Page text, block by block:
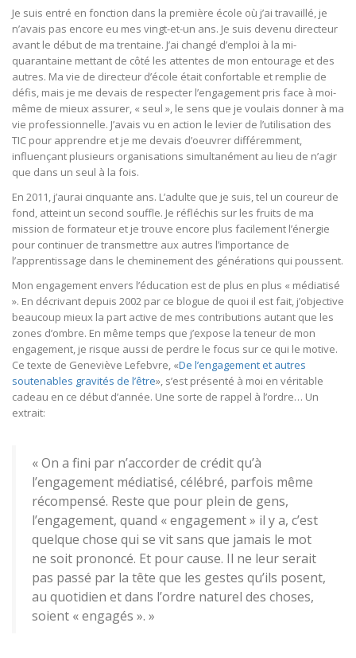
Je suis entré en fonction dans la première école où j’ai travaillé, je
n’avais pas encore eu mes vingt-et-un ans. Je suis devenu directeur
avant le début de ma trentaine. J’ai changé d’emploi à la mi-
quarantaine mettant de côté les attentes de mon entourage et des
autres. Ma vie de directeur d’école était confortable et remplie de
défis, mais je me devais de respecter l’engagement pris face à moi-
même de mieux assurer, « seul », le sens que je voulais donner à ma
vie professionnelle. J’avais vu en action le levier de l’utilisation des
TIC pour apprendre et je me devais d’oeuvrer différemment,
influençant plusieurs organisations simultanément au lieu de n’agir
que dans un seul à la fois.
En 2011, j’aurai cinquante ans. L’adulte que je suis, tel un coureur de
fond, atteint un second souffle. Je réfléchis sur les fruits de ma
mission de formateur et je trouve encore plus facilement l’énergie
pour continuer de transmettre aux autres l’importance de
l’apprentissage dans le cheminement des générations qui poussent.
Mon engagement envers l’éducation est de plus en plus « médiatisé
». En décrivant depuis 2002 par ce blogue de quoi il est fait, j’objective
beaucoup mieux la part active de mes contributions autant que les
zones d’ombre. En même temps que j’expose la teneur de mon
engagement, je risque aussi de perdre le focus sur ce qui le motive.
Ce texte de Geneviève Lefebvre, «De l’engagement et autres
soutenables gravités de l’être», s’est présenté à moi en véritable
cadeau en ce début d’année. Une sorte de rappel à l’ordre… Un
extrait:
« On a fini par n’accorder de crédit qu’à
l’engagement médiatisé, célébré, parfois même
récompensé. Reste que pour plein de gens,
l’engagement, quand « engagement » il y a, c’est
quelque chose qui se vit sans que jamais le mot
ne soit prononcé. Et pour cause. Il ne leur serait
pas passé par la tête que les gestes qu’ils posent,
au quotidien et dans l’ordre naturel des choses,
soient « engagés ». »